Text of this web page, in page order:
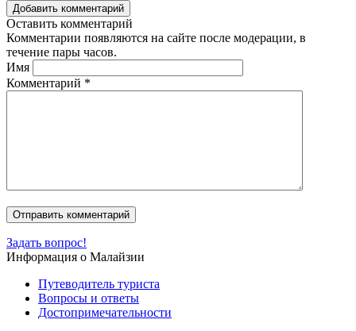
Добавить комментарий
Оставить комментарий
Комментарии появляются на сайте после модерации, в
течение пары часов.
Имя
Комментарий *
Задать вопрос!
Информация о Малайзии
Путеводитель туриста
Вопросы и ответы
Достопримечательности